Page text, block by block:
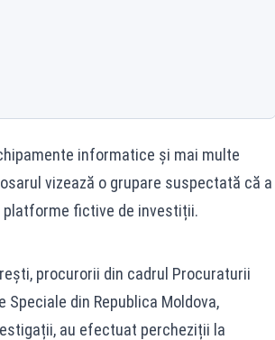
informatice și mai multe
vizează o grupare suspectată că a
fictive de investiții.
procurorii din cadrul Procuraturii
din Republica Moldova,
au efectuat percheziții la